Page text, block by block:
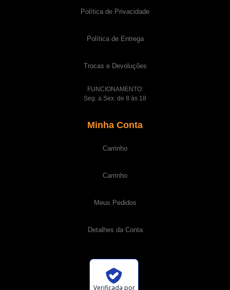
Política de Privacidade
Política de Entrega
Trocas e Devoluções
FUNCIONAMENTO:
Seg. a Sex. de 8 às 18
Minha Conta
Carrinho
Carrinho
Meus Pedidos
Detalhes da Conta
Verificada por